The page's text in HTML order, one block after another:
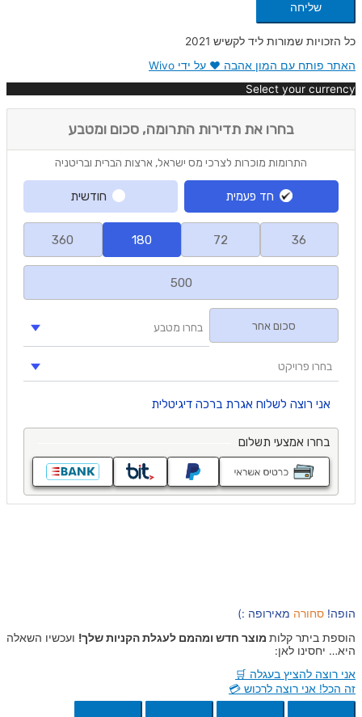
שליחה
כל הזכויות שמורות ליד לקשיש 2021
האתר פותח עם המון אהבה ❤ על ידי Wivo
Select your currency
הופה! סחורה מאירופה :)
הוספת ביתר קלות מוצר חדש ומהמם לעגלת הקניות שלך! ועכשיו השאלה
היא… יחסינו לאן:
אני רוצה להציץ בעגלה 🛒
זה הכל! אני רוצה לרכוש 💳